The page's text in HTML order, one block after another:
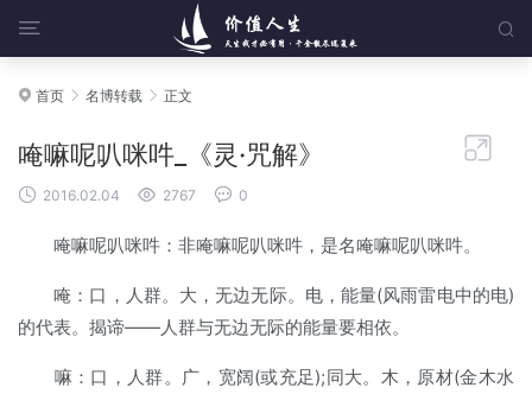
 
 首页  名博转载  正文

唵嘛呢叭咪吽_《灵·咒解》
 2016.02.04  2767  0
唵嘛呢叭咪吽：非唵嘛呢叭咪吽，是名唵嘛呢叭咪吽。
唵：口，人群。大，无边无际。电，能量(风雨雷电中的电)
的代表。揭谛——人群与无边无际的能量要相依。
嘛：口，人群。广，宽阔(或充足);同大。木，原材(金木水